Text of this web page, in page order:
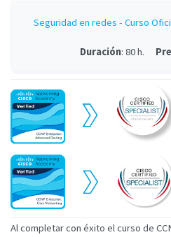
Seguridad en redes - Curso
Duración: 80 h.
Al completar con éxito el curso de